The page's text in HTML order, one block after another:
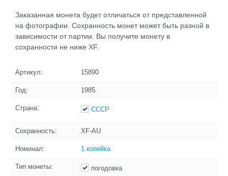
Заказанная монета будет отличаться от представленной
на фотографии. Сохранность монет может быть разной в
зависимости от партии. Вы получите монету в
сохранности не ниже XF.
Артикул: 15890
Год: 1985
Страна: СССР
Сохранность: XF-AU
Номинал: 1 копейка
Тип монеты:
погодовка